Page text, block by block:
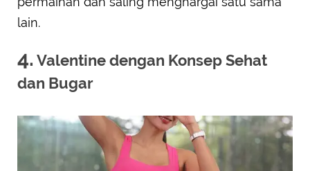
lain.
4. Valentine dengan Konsep Sehat
dan Bugar